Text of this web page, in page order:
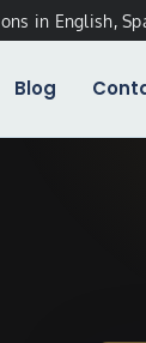
in English,
Blog